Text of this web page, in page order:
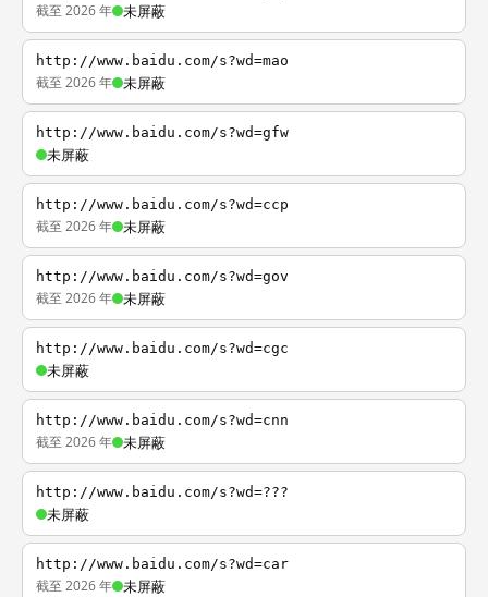
截至 2026 年 未屏蔽
http://www.baidu.com/s?wd=mao
截至 2026 年 未屏蔽
http://www.baidu.com/s?wd=gfw
未屏蔽
http://www.baidu.com/s?wd=ccp
截至 2026 年 未屏蔽
http://www.baidu.com/s?wd=gov
截至 2026 年 未屏蔽
http://www.baidu.com/s?wd=cgc
未屏蔽
http://www.baidu.com/s?wd=cnn
截至 2026 年 未屏蔽
http://www.baidu.com/s?wd=???
未屏蔽
http://www.baidu.com/s?wd=car
截至 2026 年 未屏蔽